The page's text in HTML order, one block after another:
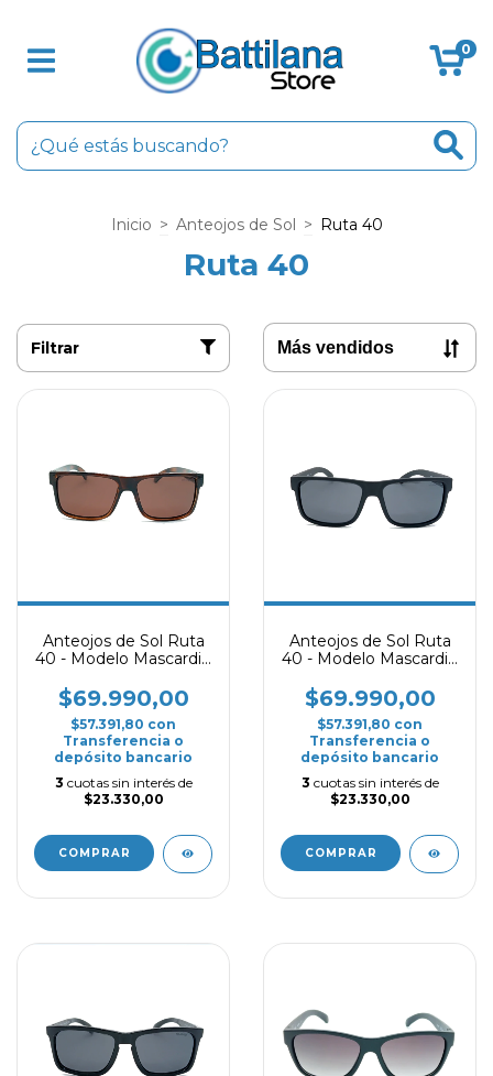
0
Inicio > Anteojos de Sol > Ruta 40
Ruta 40
Filtrar
Anteojos de Sol Ruta
40 - Modelo Mascardi -
$69.990,00
$57.391,80 con
Transferencia o
depósito bancario
3 cuotas sin interés de
$23.330,00
COMPRAR
Anteojos de Sol Ruta
40 - Modelo Mascardi -
Polarizado
$69.990,00
$57.391,80 con
Transferencia o
depósito bancario
3 cuotas sin interés de
$23.330,00
COMPRAR